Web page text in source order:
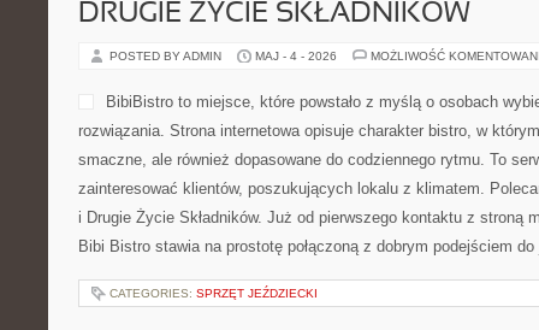
DRUGIE ŻYCIE SKŁADNIKÓW
POSTED BY ADMIN MAJ - 4 - 2026 MOŻLIWOŚĆ
BibiBistro to miejsce, które powstało z myślą o osobach
rozwiązania. Strona internetowa opisuje charakter bistro, w
smaczne, ale również dopasowane do codziennego rytmu. To
zainteresować klientów, poszukujących lokalu z klimatem.
i Drugie Życie Składników. Już od pierwszego kontaktu z stroną
Bibi Bistro stawia na prostotę połączoną z dobrym podejściem
CATEGORIES: SPRZĘT JEŹDZIECKI